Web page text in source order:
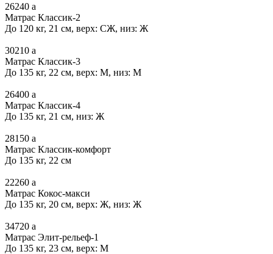
26240 a
Матрас Классик-2
До 120 кг, 21 см, верх: СЖ, низ: Ж
30210 a
Матрас Классик-3
До 135 кг, 22 см, верх: М, низ: М
26400 a
Матрас Классик-4
До 135 кг, 21 см, низ: Ж
28150 a
Матрас Классик-комфорт
До 135 кг, 22 см
22260 a
Матрас Кокос-макси
До 135 кг, 20 см, верх: Ж, низ: Ж
34720 a
Матрас Элит-рельеф-1
До 135 кг, 23 см, верх: М